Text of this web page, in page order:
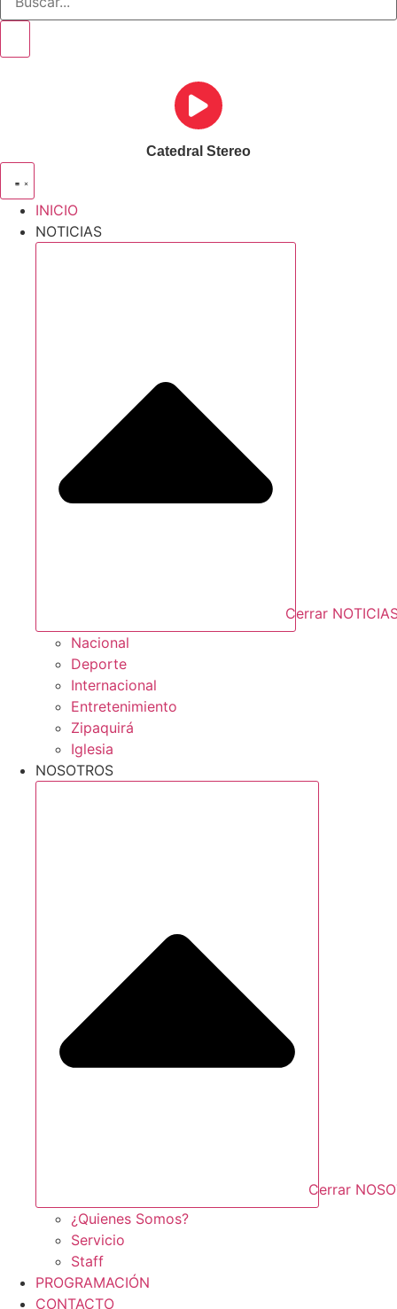
Catedral Stereo
INICIO
NOTICIAS
Cerrar
Nacional
Deporte
Internacional
Entretenimiento
Zipaquirá
Iglesia
NOSOTROS
Cerrar
¿Quienes Somos?
Servicio
Staff
PROGRAMACIÓN
CONTACTO